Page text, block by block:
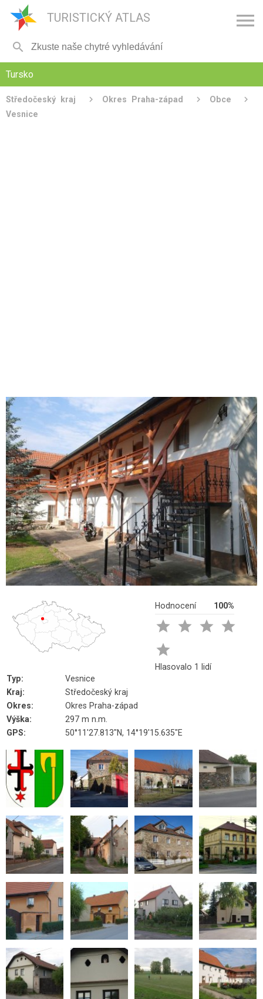
TURISTICKÝ ATLAS 

Tursko
Středočeský kraj Okres Praha-západ
Obce
Vesnice
Hodnocení 100%
   

Hlasovalo 1 lidí
Typ:
Vesnice
Kraj:
Středočeský kraj
Okres:
Okres Praha-západ
Výška:
297 m n.m.
GPS:
50°11'27.813"N, 14°19'15.635"E